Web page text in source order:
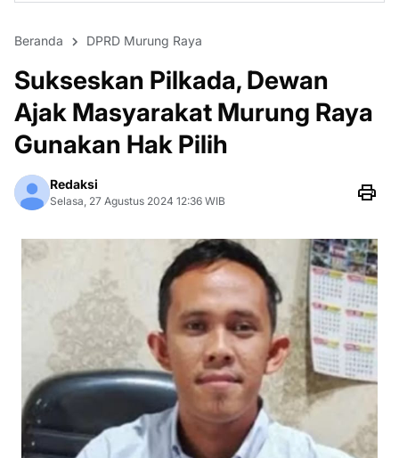
Beranda DPRD Murung Raya
Sukseskan Pilkada, Dewan
Ajak Masyarakat Murung Raya
Gunakan Hak Pilih
Redaksi
Selasa, 27 Agustus 2024 12:36 WIB